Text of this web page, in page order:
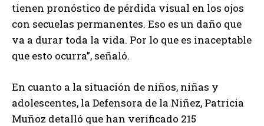
tienen pronóstico de pérdida visual en los ojos
con secuelas permanentes. Eso es un daño que
va a durar toda la vida. Por lo que es inaceptable
que esto ocurra”, señaló.
En cuanto a la situación de niños, niñas y
adolescentes, la Defensora de la Niñez, Patricia
Muñoz detalló que han verificado 215